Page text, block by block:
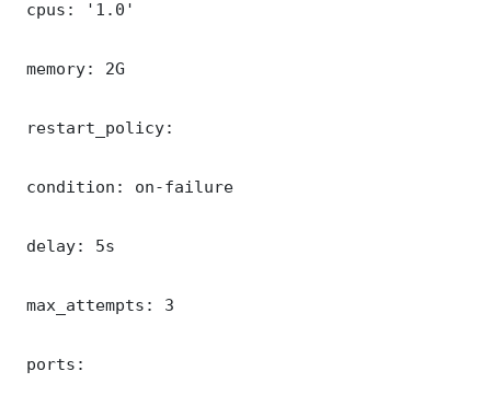
cpus: '1.0'
memory: 2G
restart_policy:
condition: on-failure
delay: 5s
max_attempts: 3
ports: